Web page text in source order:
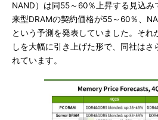
NAND）は同55～60％上昇する見込
来型DRAMの契約価格が55～60％、
という予測を発表していました。それ
しを大幅に引き上げた形で、同社は
れています。